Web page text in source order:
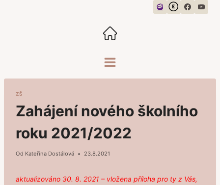
ZŠ
Zahájení nového školního
roku 2021/2022
Od Kateřina Dostálová 23.8.2021
aktualizováno 30. 8. 2021 – vložena příloha pro ty z Vás,